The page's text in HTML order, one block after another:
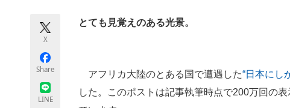
X
Share
LINE
とても見覚えのある光景。
アフリカ大陸のとある国で遭遇した“日本にし
した。このポストは記事執筆時点で200万回の